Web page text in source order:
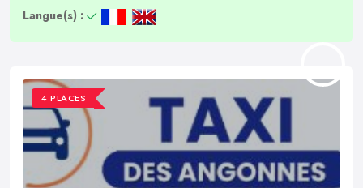
Langue(s) :
4 PLACES